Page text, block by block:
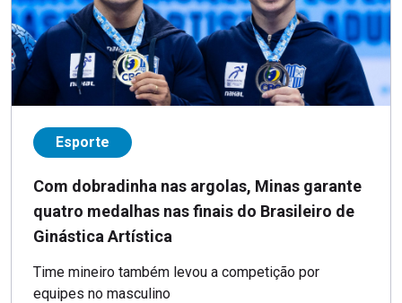
Esporte
Com dobradinha nas argolas, Minas garante
quatro medalhas nas finais do Brasileiro de
Ginástica Artística
Time mineiro também levou a competição por
equipes no masculino